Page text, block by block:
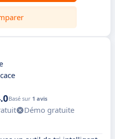
Basé sur 1 avis
Démo gratuite